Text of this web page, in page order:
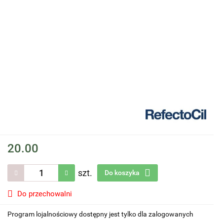
20.00
szt. Do koszyka
Do przechowalni
Program lojalnościowy dostępny jest tylko dla zalogowanych